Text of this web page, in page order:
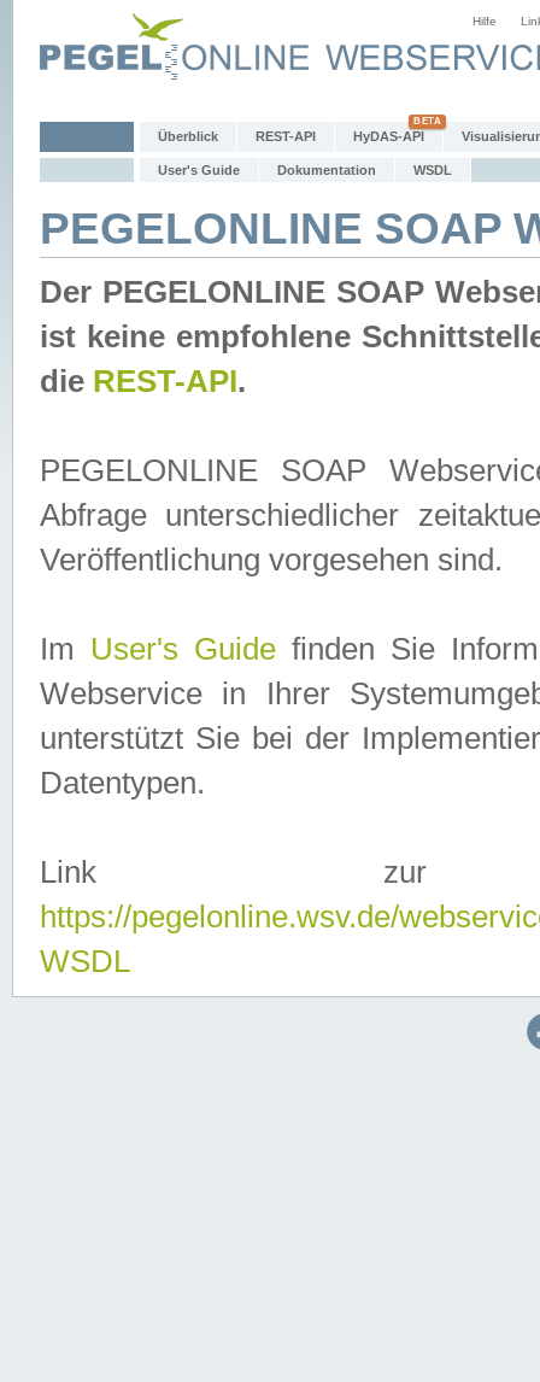
Hilfe
Überblick REST-API HyDAS-API
User's Guide Dokumentation WSDL
PEGELONLINE SOAP
Der PEGELONLINE SOAP
ist keine empfohlene
die REST-API.
PEGELONLINE SOAP
Abfrage unterschiedlicher
Veröffentlichung vorgesehen sind.
Im User's Guidefinden Sie
Webservice in Ihrer
unterstützt Sie bei der
Datentypen.
Link zur
https://pegelonline.wsv.de/
WSDL